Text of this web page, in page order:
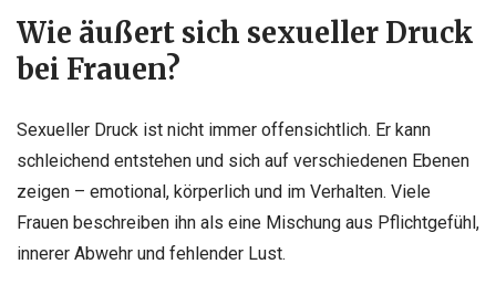
Wie äußert sich sexueller Druck
bei Frauen?
Sexueller Druck ist nicht immer offensichtlich. Er kann
schleichend entstehen und sich auf verschiedenen Ebenen
zeigen – emotional, körperlich und im Verhalten. Viele
Frauen beschreiben ihn als eine Mischung aus Pflichtgefühl,
innerer Abwehr und fehlender Lust.